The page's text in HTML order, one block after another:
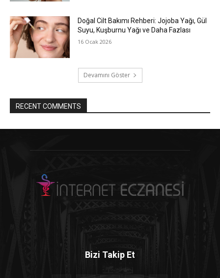
Doğal Cilt Bakımı Rehberi: Jojoba Yağı, Gül
Suyu, Kuşburnu Yağı ve Daha Fazlası
16 Ocak 2026
Devamını Göster
RECENT COMMENTS
Bizi Takip Et